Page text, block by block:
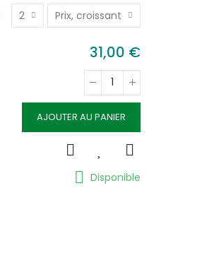
2 Prix, croissant
31,00 €
AJOUTER AU PANIER
Disponible